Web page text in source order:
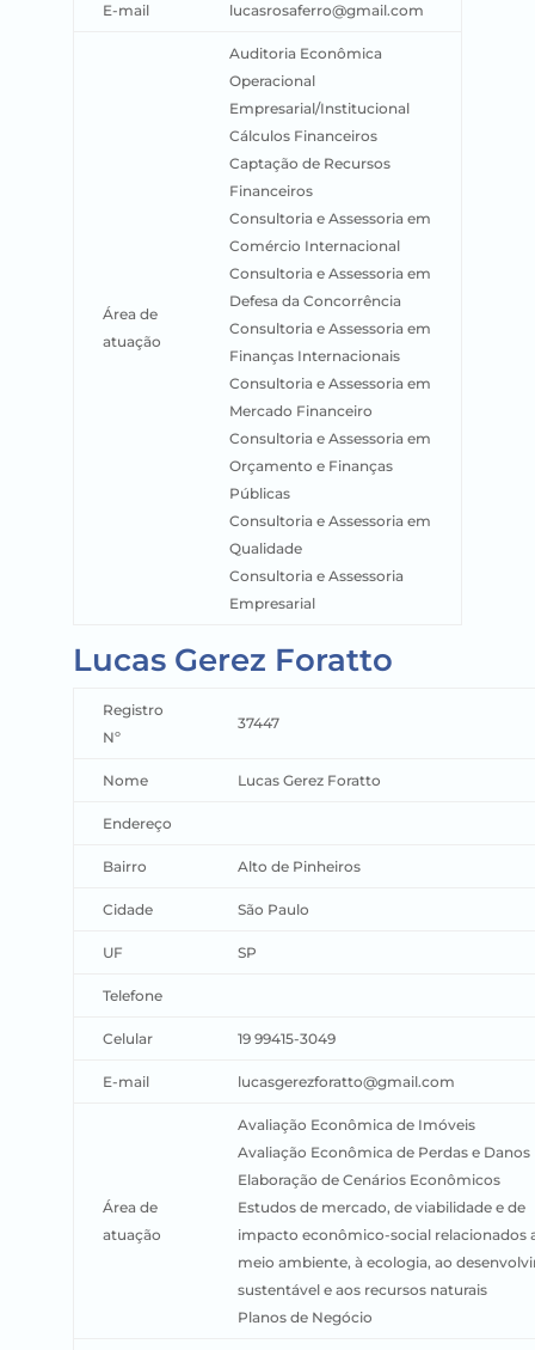
E-mail lucasrosaferro@gmail.com
Área de
atuação
Auditoria Econômica
Operacional
Empresarial/Institucional
Cálculos Financeiros
Captação de Recursos
Financeiros
Consultoria e Assessoria em
Comércio Internacional
Consultoria e Assessoria em
Defesa da Concorrência
Consultoria e Assessoria em
Finanças Internacionais
Consultoria e Assessoria em
Mercado Financeiro
Consultoria e Assessoria em
Orçamento e Finanças
Públicas
Consultoria e Assessoria em
Qualidade
Consultoria e Assessoria
Empresarial
Lucas Gerez Foratto
Registro
Nº
37447
Nome Lucas Gerez Foratto
Endereço
Bairro Alto de Pinheiros
Cidade São Paulo
UF SP
Telefone
Celular 19 99415-3049
E-mail lucasgerezforatto@gmail.com
Área de
atuação
Avaliação Econômica de Imóveis
Avaliação Econômica de Perdas e Danos
Elaboração de Cenários Econômicos
Estudos de mercado, de viabilidade e de
impacto econômico-social relacionados
meio ambiente, à ecologia, ao
sustentável e aos recursos naturais
Planos de Negócio